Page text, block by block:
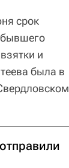
срок
бывшего
и
была в